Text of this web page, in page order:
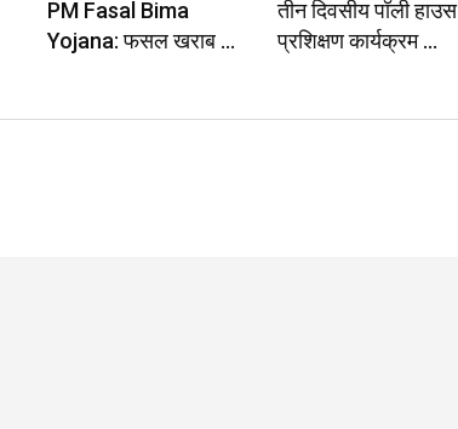
PM Fasal Bima
Yojana: फसल खराब ...
तीन दिवसीय पॉली हाउस
प्रशिक्षण कार्यक्रम ...